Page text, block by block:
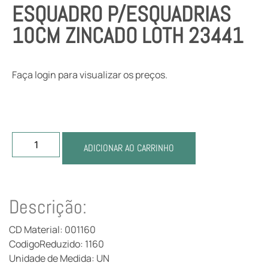
ESQUADRO P/ESQUADRIAS
10CM ZINCADO LOTH 23441
Faça login para visualizar os preços.
ADICIONAR AO CARRINHO
Descrição:
CD Material: 001160
CodigoReduzido: 1160
Unidade de Medida: UN